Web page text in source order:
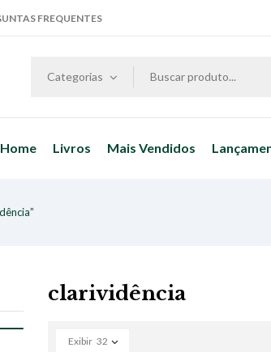
FREQUENTES
Categorias
Home Livros Mais Vendidos
clarividência
Exibir 32